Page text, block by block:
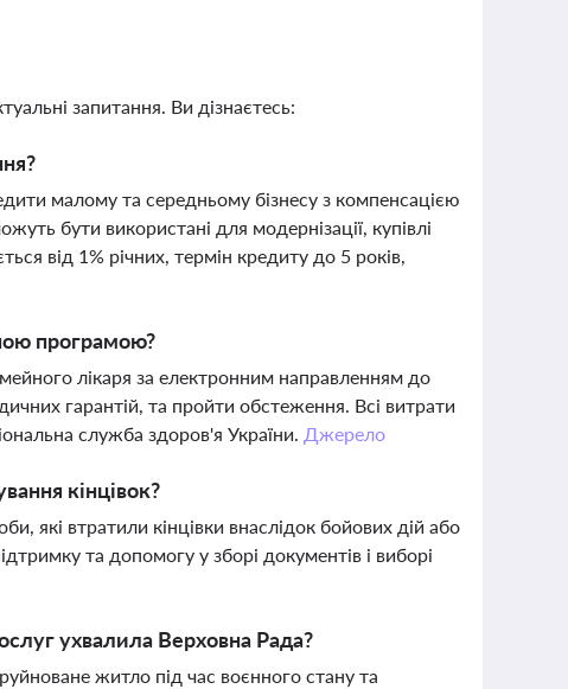
запитання. Ви дізнаєтесь:
малому та середньому бізнесу з компенсацією
бути використані для модернізації, купівлі
від 1% річних, термін кредиту до 5 років,
програмою?
лікаря за електронним направленням до
гарантій, та пройти обстеження. Всі витрати
служба здоров'я України. Джерело
кінцівок?
які втратили кінцівки внаслідок бойових дій або
та допомогу у зборі документів і виборі
ухвалила Верховна Рада?
житло під час воєнного стану та